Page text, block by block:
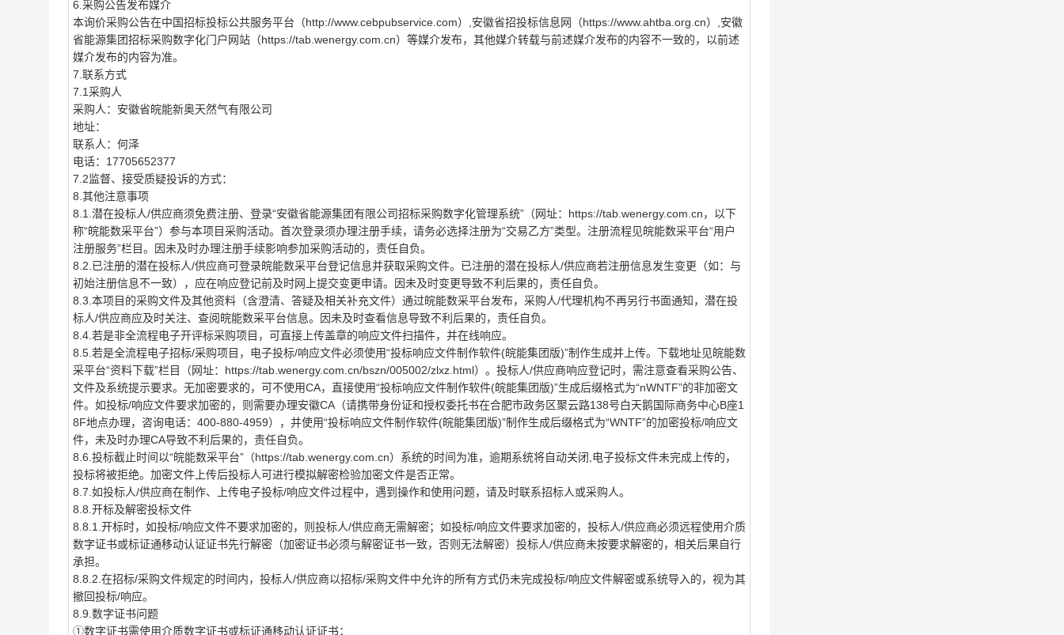
6.采购公告发布媒介
本询价采购公告在中国招标投标公共服务平台（http://www.cebpubservice.com）,安徽省招投标信息网（https://www.ahtba.org.cn）,安徽
省能源集团招标采购数字化门户网站（https://tab.wenergy.com.cn）等媒介发布，其他媒介转载与前述媒介发布的内容不一致的，以前述
媒介发布的内容为准。
7.联系方式
7.1采购人
采购人：安徽省皖能新奥天然气有限公司
地址：
联系人：何泽
电话：17705652377
7.2监督、接受质疑投诉的方式：
8.其他注意事项
8.1.潜在投标人/供应商须免费注册、登录“安徽省能源集团有限公司招标采购数字化管理系统”（网址：https://tab.wenergy.com.cn，以下
称“皖能数采平台”）参与本项目采购活动。首次登录须办理注册手续，请务必选择注册为“交易乙方”类型。注册流程见皖能数采平台“用户
注册服务”栏目。因未及时办理注册手续影响参加采购活动的，责任自负。
8.2.已注册的潜在投标人/供应商可登录皖能数采平台登记信息并获取采购文件。已注册的潜在投标人/供应商若注册信息发生变更（如：与
初始注册信息不一致），应在响应登记前及时网上提交变更申请。因未及时变更导致不利后果的，责任自负。
8.3.本项目的采购文件及其他资料（含澄清、答疑及相关补充文件）通过皖能数采平台发布，采购人/代理机构不再另行书面通知，潜在投
标人/供应商应及时关注、查阅皖能数采平台信息。因未及时查看信息导致不利后果的，责任自负。
8.4.若是非全流程电子开评标采购项目，可直接上传盖章的响应文件扫描件，并在线响应。
8.5.若是全流程电子招标/采购项目，电子投标/响应文件必须使用“投标响应文件制作软件(皖能集团版)”制作生成并上传。下载地址见皖能数
采平台“资料下载”栏目（网址：https://tab.wenergy.com.cn/bszn/005002/zlxz.html）。投标人/供应商响应登记时，需注意查看采购公告、
文件及系统提示要求。无加密要求的，可不使用CA，直接使用“投标响应文件制作软件(皖能集团版)”生成后缀格式为“nWNTF”的非加密文
件。如投标/响应文件要求加密的，则需要办理安徽CA（请携带身份证和授权委托书在合肥市政务区聚云路138号白天鹅国际商务中心B座1
8F地点办理，咨询电话：400-880-4959），并使用“投标响应文件制作软件(皖能集团版)”制作生成后缀格式为“WNTF”的加密投标/响应文
件，未及时办理CA导致不利后果的，责任自负。
8.6.投标截止时间以“皖能数采平台”（https://tab.wenergy.com.cn）系统的时间为准，逾期系统将自动关闭,电子投标文件未完成上传的，
投标将被拒绝。加密文件上传后投标人可进行模拟解密检验加密文件是否正常。
8.7.如投标人/供应商在制作、上传电子投标/响应文件过程中，遇到操作和使用问题，请及时联系招标人或采购人。
8.8.开标及解密投标文件
8.8.1.开标时，如投标/响应文件不要求加密的，则投标人/供应商无需解密；如投标/响应文件要求加密的，投标人/供应商必须远程使用介质
数字证书或标证通移动认证证书先行解密（加密证书必须与解密证书一致，否则无法解密）投标人/供应商未按要求解密的，相关后果自行
承担。
8.8.2.在招标/采购文件规定的时间内，投标人/供应商以招标/采购文件中允许的所有方式仍未完成投标/响应文件解密或系统导入的，视为其
撤回投标/响应。
8.9.数字证书问题
①数字证书需使用介质数字证书或标证通移动认证证书；